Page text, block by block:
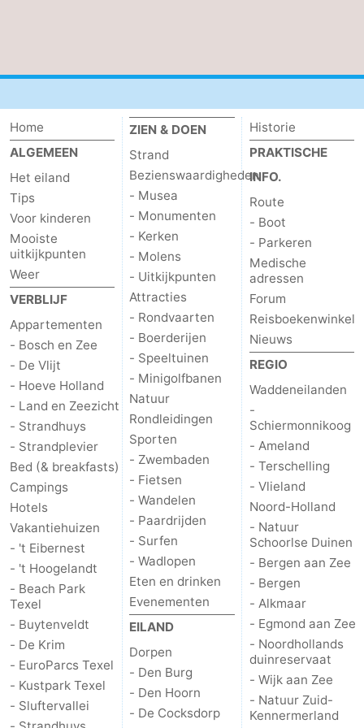
Waddeneilanden
-
Schiermonnikoog
-
Ameland
-
Terschelling
-
Vlieland
Noord-
Holland
Natuur
Schoorlse
Duinen
Bergen
aan
Zee
-
Bergen
-
Alkmaar
-
Egmond
aan
Noordhollands
aan
Zee
Natuur
Zuid-
Kennermerland
-
Amsterdam
-
Haarlem
-
Home
ALGEMEEN
Het eiland
Tips
Voor kinderen
Mooiste
uitkijkpunten
Weer
VERBLIJF
Appartementen
- Bosch en Zee
- De Vlijt
- Hoeve Holland
- Land en Zeezicht
- Strandhuys
- Strandplevier
Bed (& breakfasts)
Campings
Hotels
Vakantiehuizen
- 't Eibernest
- 't Hoogelandt
- Beach Park
Texel
- Buytenveldt
- De Krim
- EuroParcs Texel
- Kustpark Texel
- Sluftervallei
ZIEN & DOEN
Strand
Bezienswaardigheden
- Musea
- Monumenten
- Kerken
- Molens
- Uitkijkpunten
Attracties
- Rondvaarten
- Boerderijen
- Speeltuinen
- Minigolfbanen
Natuur
Rondleidingen
Sporten
- Zwembaden
- Fietsen
- Wandelen
- Paardrijden
- Surfen
- Wadlopen
Eten en drinken
Evenementen
EILAND
Dorpen
- Den Burg
- Den Hoorn
- De Cocksdorp
Historie
PRAKTISCHE
INFO.
Route
- Boot
- Parkeren
Medische
adressen
Forum
Reisboekenwinkel
Nieuws
REGIO
Waddeneilanden
-
Schiermonnikoog
- Ameland
- Terschelling
- Vlieland
Noord-Holland
- Natuur
Schoorlse Duinen
- Bergen aan Zee
- Bergen
- Alkmaar
- Egmond aan Zee
- Noordhollands
duinreservaat
- Wijk aan Zee
- Natuur Zuid-
Kennermerland